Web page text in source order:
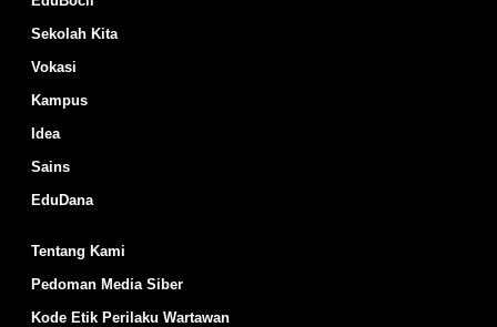
Sekolah Kita
Vokasi
Kampus
Idea
Sains
EduDana
Tentang Kami
Pedoman Media Siber
Kode Etik Perilaku Wartawan